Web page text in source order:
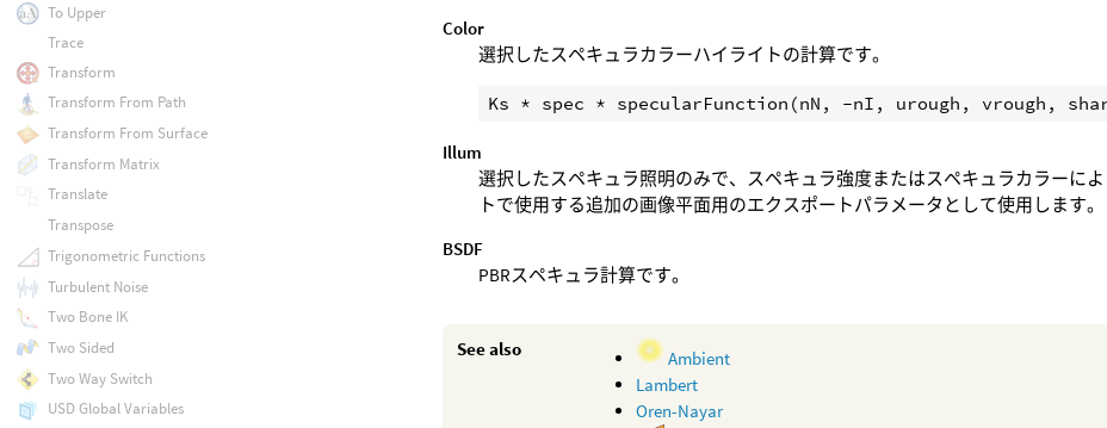
Color
選択したスペキュラカラーハイライトの計算です。
Illum
選択したスペキュラ照明のみで、スペキュラ強度またはスペキュラカラーに
トで使用する追加の画像平面用のエクスポートパラメータとして使用します。
BSDF
PBRスペキュラ計算です。
See also
Ambient
Lambert
Oren-Nayar
To Upper
Trace
Transform
Transform From Path
Transform From Surface
Transform Matrix
Translate
Transpose
Trigonometric Functions
Turbulent Noise
Two Bone IK
Two Sided
Two Way Switch
USD Global Variables